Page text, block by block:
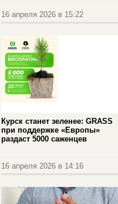
16 апреля 2026 в 15:22
Курск станет зеленее: GRASS
при поддержке «Европы»
раздаст 5000 саженцев
16 апреля 2026 в 14:16